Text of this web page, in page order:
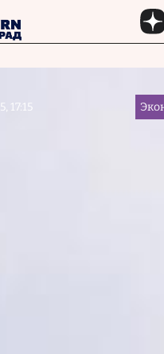
к основному содержанию
17:15